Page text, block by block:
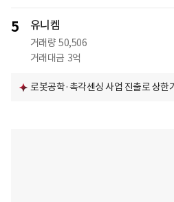
5 유니켐
거래량 50,506
거래대금 3억
로봇공학·촉각센싱 사업 진출로 상한